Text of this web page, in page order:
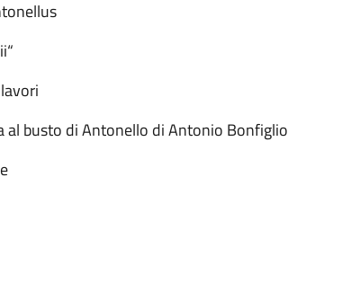
al busto di Antonello di Antonio Bonfiglio